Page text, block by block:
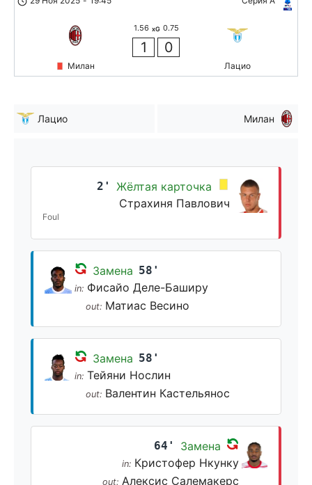
Милан
1.56 xG 0.75
1 0
Лацио
Лацио Милан
2'
Жёлтая карточка
Страхиня Павлович
Foul
Замена 58'
in: Фисайо Деле-Баширу
out: Матиас Весино
Замена 58'
in: Тейяни Нослин
out: Валентин Кастельянос
64' Замена
in: Кристофер Нкунку
out: Алексис Салемакерс